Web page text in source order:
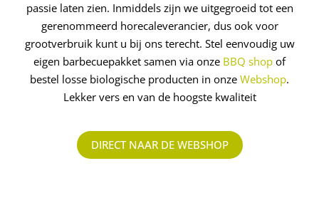
passie laten zien. Inmiddels zijn we uitgegroeid tot een
gerenommeerd ­horecaleverancier, dus ook voor
grootverbruik kunt u bij ons terecht. Stel eenvoudig uw
eigen barbecuepakket samen via onze BBQ shop of
bestel losse biologische producten in onze Webshop.
Lekker vers en van de hoogste kwaliteit
DIRECT NAAR DE WEBSHOP